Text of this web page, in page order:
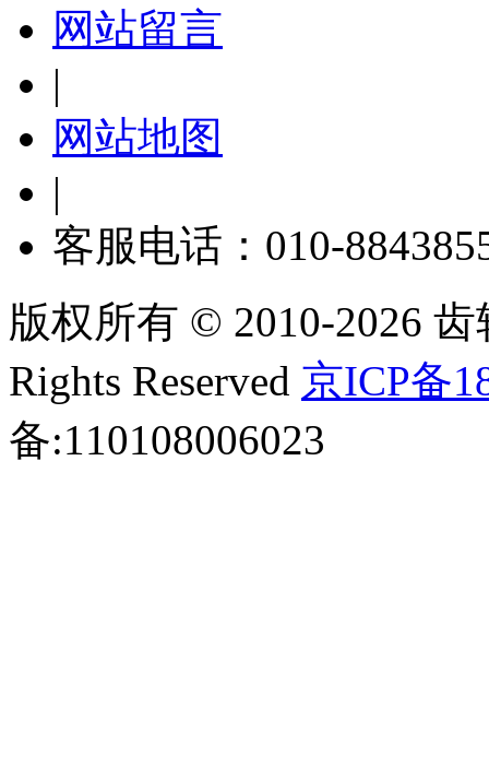
网站留言
|
网站地图
|
客服电话：010-
版权所有 © 2010-2026
Rights Reserved 京ICP备
备:110108006023